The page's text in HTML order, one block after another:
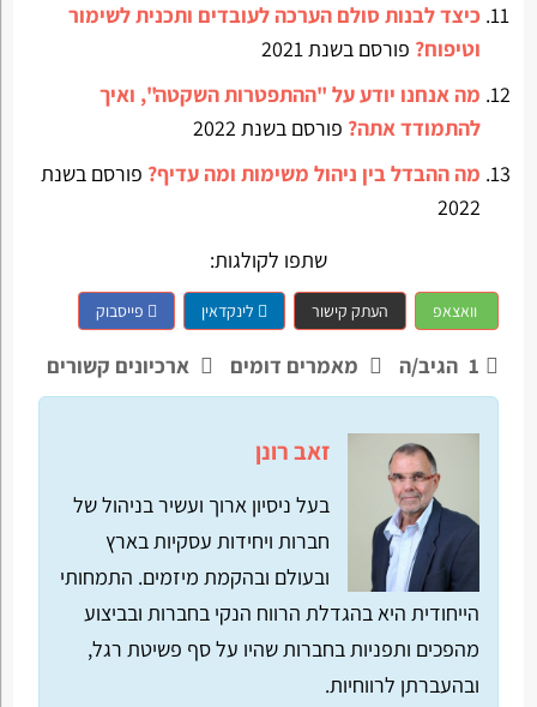
כיצד לבנות סולם הערכה לעובדים ותכנית לשימור
וטיפוח? פורסם בשנת 2021
מה אנחנו יודע על "ההתפטרות השקטה", ואיך
להתמודד אתה? פורסם בשנת 2022
מה ההבדל בין ניהול משימות ומה עדיף? פורסם בשנת
2022
שתפו לקולגות:
וואצאפ העתק קישור לינקדאין פייסבוק
1 הגיב/ה מאמרים דומים ארכיונים קשורים
זאב רונן
בעל ניסיון ארוך ועשיר בניהול של
חברות ויחידות עסקיות בארץ
ובעולם ובהקמת מיזמים. התמחותי
הייחודית היא בהגדלת הרווח הנקי בחברות ובביצוע
מהפכים ותפניות בחברות שהיו על סף פשיטת רגל,
ובהעברתן לרווחיות.